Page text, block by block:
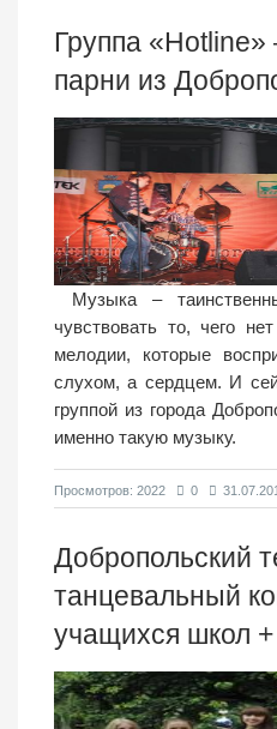
Группа
парни из
Музыка –
чувствовать то, чего
мелодии, которые
слухом, а сердцем. И
группой из города
именно такую музыку.
Просмотров: 2022 0
Добропольский
танцевальный
учащихся школ